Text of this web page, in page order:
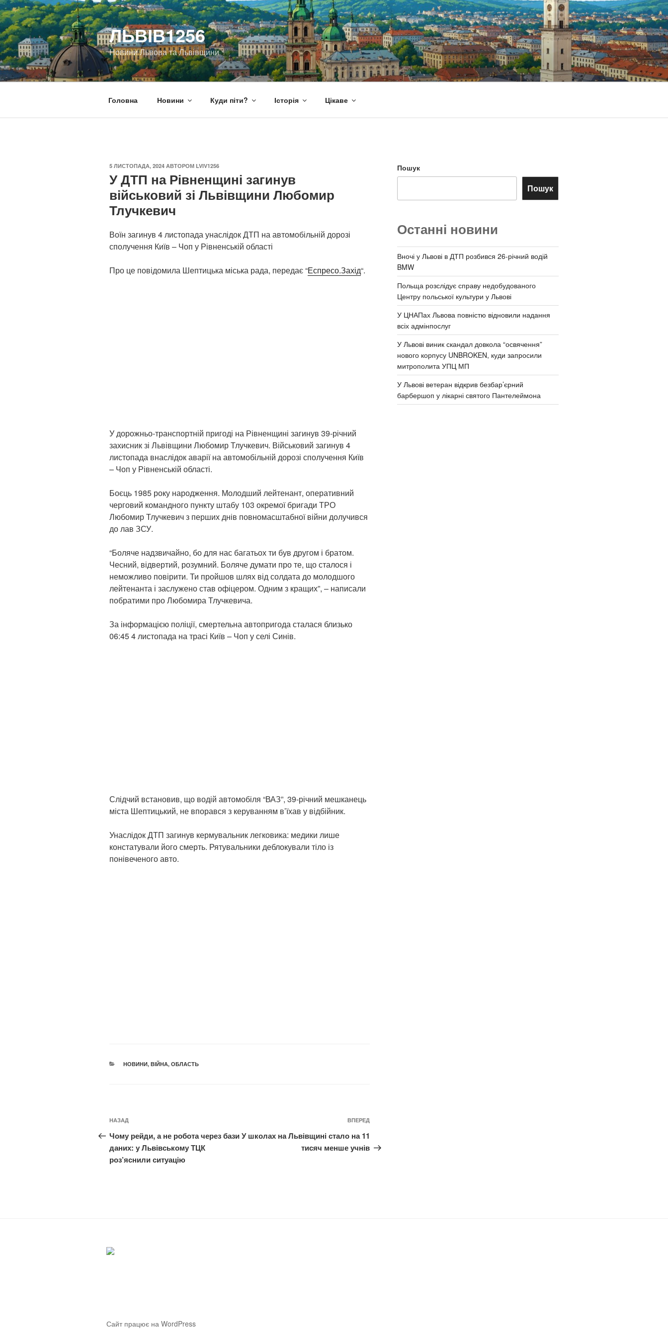
Перейти
до
вмісту
ЛЬВІВ1256
Новини Львова та Львівщини
Головна Новини Куди піти? Історія Цікаве
ОПУБЛІКОВАНО
5 ЛИСТОПАДА, 2024 АВТОРОМ LVIV1256
У ДТП на Рівненщині загинув
військовий зі Львівщини Любомир
Тлучкевич
Воїн загинув 4 листопада унаслідок ДТП на автомобільній дорозі
сполучення Київ – Чоп у Рівненській області
Про це повідомила Шептицька міська рада, передає “Еспресо.Захід“.
У дорожньо-транспортній пригоді на Рівненщині загинув 39-річний
захисник зі Львівщини Любомир Тлучкевич. Військовий загинув 4
листопада внаслідок аварії на автомобільній дорозі сполучення Київ
– Чоп у Рівненській області.
Боєць 1985 року народження. Молодший лейтенант, оперативний
черговий командного пункту штабу 103 окремої бригади ТРО
Любомир Тлучкевич з перших днів повномасштабної війни долучився
до лав ЗСУ.
“Боляче надзвичайно, бо для нас багатьох ти був другом і братом.
Чесний, відвертий, розумний. Боляче думати про те, що сталося і
неможливо повірити. Ти пройшов шлях від солдата до молодшого
лейтенанта і заслужено став офіцером. Одним з кращих”, – написали
побратими про Любомира Тлучкевича.
За інформацією поліції, смертельна автопригода сталася близько
06:45 4 листопада на трасі Київ – Чоп у селі Синів.
Слідчий встановив, що водій автомобіля “ВАЗ”, 39-річний мешканець
міста Шептицький, не впорався з керуванням в’їхав у відбійник.
Унаслідок ДТП загинув кермувальник легковика: медики лише
констатували його смерть. Рятувальники деблокували тіло із
понівеченого авто.
КАТЕГОРІЇ
НОВИНИ, ВІЙНА, ОБЛАСТЬ
Навігація
записів
Попередній
запис:
НАЗАД
Чому рейди, а не робота через бази
даних: у Львівському ТЦК
роз’яснили ситуацію
Наступний
ВПЕРЕД
У школах на Львівщині стало на 11
тисяч менше учнів
Пошук
Пошук
Останні новини
Вночі у Львові в ДТП розбився 26-річний водій
BMW
Польща розслідує справу недобудованого
Центру польської культури у Львові
У ЦНАПах Львова повністю відновили надання
всіх адмінпослуг
У Львові виник скандал довкола “освячення”
нового корпусу UNBROKEN, куди запросили
митрополита УПЦ МП
У Львові ветеран відкрив безбар’єрний
барбершоп у лікарні святого Пантелеймона
Сайт працює на WordPress